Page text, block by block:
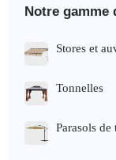
Notre gamme
Stores et
Tonnelles
Parasols de